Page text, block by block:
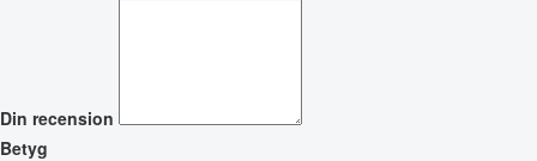
Din recension
Betyg